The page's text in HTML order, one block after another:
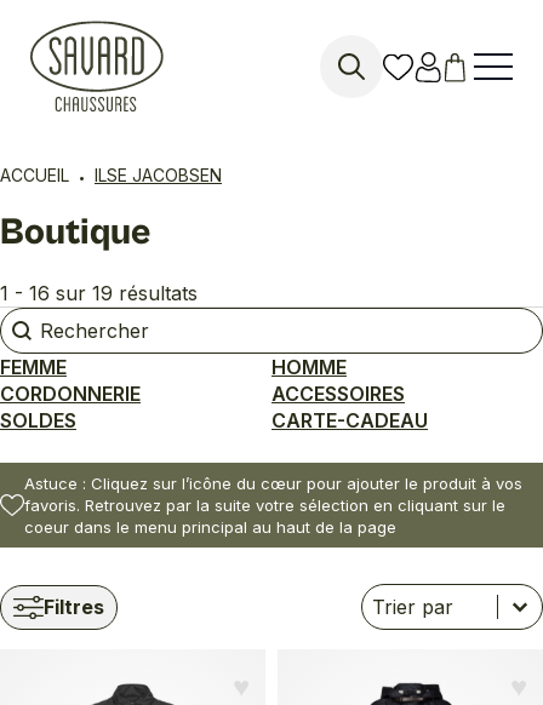
ACCUEIL ILSE JACOBSEN
Boutique
1 - 16 sur 19 résultats
Rechercher
Rechercher
FEMME
HOMME
CORDONNERIE
ACCESSOIRES
SOLDES
CARTE-CADEAU
Astuce : Cliquez sur l’icône du cœur pour ajouter le produit à vos
favoris. Retrouvez par la suite votre sélection en cliquant sur le
coeur dans le menu principal au haut de la page
Filtres Trier
Trier le contenu
Trier le contenu
♥︎ ♥︎